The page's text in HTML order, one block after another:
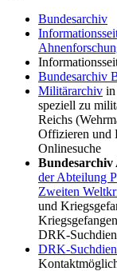
Bundesarchiv
Bundesarchiv
Militärarchiv in
speziell zu
Reichs
Offizieren und
Onlinesuche
Bundesarchiv
der Abteilung
Zweiten
und
DRK-
DRK-